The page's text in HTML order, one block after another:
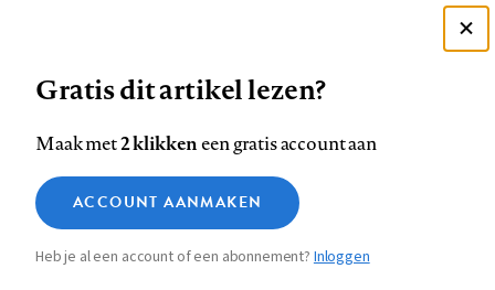
op
Facebook
op
LinkedIn
op
Bluesky
ons
op
InstagramYouTube
Footer
Contact Colofon Disclaimer Privacy
Medische vragen verdienen
betrouwbare antwoorden
Gratis dit artikel lezen?
Maak met2 klikkeneen gratis account aan
ACCOUNT AANMAKEN
Heb je al een account of een abonnement?Inloggen
Zie onze cookie policy
Analytische cookies
Marketing cookies